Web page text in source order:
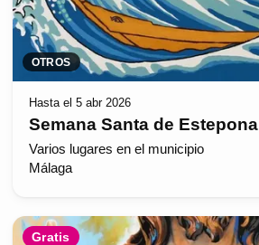
OTROS
Hasta el 5 abr 2026
Semana Santa de Estepona
Varios lugares en el municipio
Málaga
Gratis